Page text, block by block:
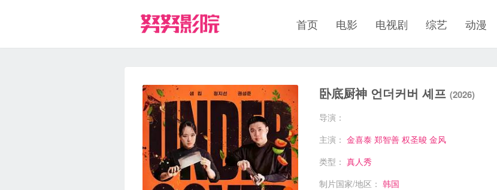
首页 电影 电视剧 综艺 动漫
卧底厨神 언더커버 셰프 (2026)
导演：
主演： 金喜泰 郑智善 权圣晙 金风
类型： 真人秀
制片国家/地区： 韩国